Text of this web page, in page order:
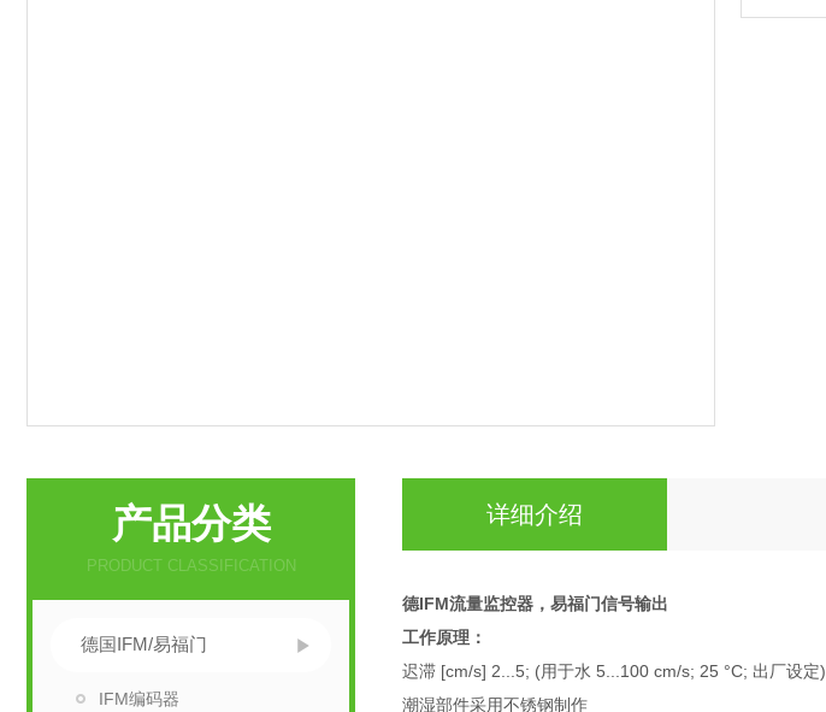
产品分类
PRODUCT CLASSIFICATION
德国IFM/易福门
IFM编码器
详细介绍
德IFM流量监控器，易福门信号输出
工作原理：
迟滞 [cm/s] 2...5; (用于水 5...100 cm/s; 25 °C; 出厂设定)
潮湿部件采用不锈钢制作